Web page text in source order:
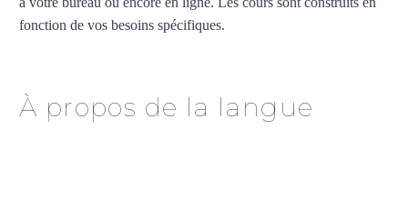
fonction de vos besoins spécifiques.
À propos de la langue